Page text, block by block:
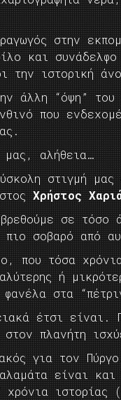
στην
και
την ιστορική
άλλη “όψη”
που
μας, αλήθεια…
στιγμή
Χρήστος
σε τόσο
σοβαρό από
που τόσα
ή
φανέλα στα
έτσι είναι.
πλανήτη
για τον
είναι και
ιστορίας